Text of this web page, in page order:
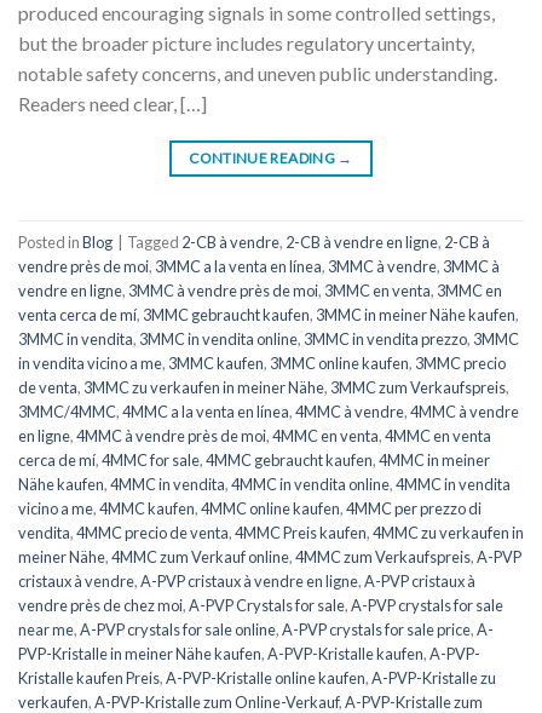
produced encouraging signals in some controlled settings,
but the broader picture includes regulatory uncertainty,
notable safety concerns, and uneven public understanding.
Readers need clear, […]
CONTINUE READING →
Posted inBlog Tagged 2-CB à vendre, 2-CB à vendre en ligne, 2-CB à
vendre près de moi, 3MMC a la venta en línea, 3MMC à vendre, 3MMC à
vendre en ligne, 3MMC à vendre près de moi, 3MMC en venta, 3MMC en
venta cerca de mí, 3MMC gebraucht kaufen, 3MMC in meiner Nähe kaufen,
3MMC in vendita, 3MMC in vendita online, 3MMC in vendita prezzo, 3MMC
in vendita vicino a me, 3MMC kaufen, 3MMC online kaufen, 3MMC precio
de venta, 3MMC zu verkaufen in meiner Nähe, 3MMC zum Verkaufspreis,
3MMC/4MMC,4MMC a la venta en línea,4MMC à vendre,4MMC à vendre
en ligne,4MMC à vendre près de moi,4MMC en venta,4MMC en venta
cerca de mí,4MMC for sale,4MMC gebraucht kaufen,4MMC in meiner
Nähe kaufen,4MMC in vendita,4MMC in vendita online,4MMC in vendita
vicino a me,4MMC kaufen,4MMC online kaufen,4MMC per prezzo di
vendita,4MMC precio de venta,4MMC Preis kaufen,4MMC zu verkaufen in
meiner Nähe,4MMC zum Verkauf online,4MMC zum Verkaufspreis,A-PVP
cristaux à vendre,A-PVP cristaux à vendre en ligne,A-PVP cristaux à
vendre près de chez moi,A-PVP Crystals for sale,A-PVP crystals for sale
near me,A-PVP crystals for sale online,A-PVP crystals for sale price,A-
PVP-Kristalle in meiner Nähe kaufen,A-PVP-Kristalle kaufen,A-PVP-
Kristalle kaufen Preis,A-PVP-Kristalle online kaufen,A-PVP-Kristalle zu
verkaufen,A-PVP-Kristalle zum Online-Verkauf,A-PVP-Kristalle zum